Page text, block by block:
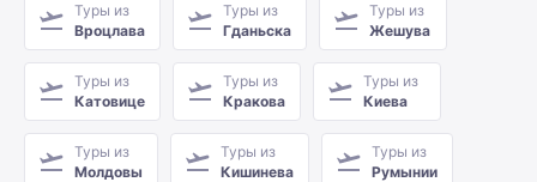
Туры из
Вроцлава
Туры из
Гданьска
Туры из
Жешува
Туры из
Катовице
Туры из
Кракова
Туры из
Киева
Туры из
Молдовы
Туры из
Кишинева
Туры из
Румынии